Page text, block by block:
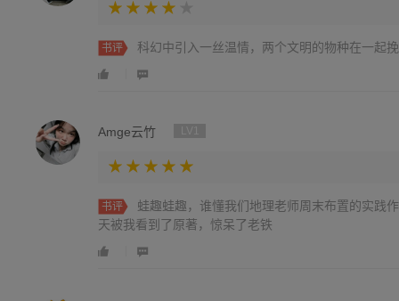
书评 科幻中引入一丝温情，两个文明的物种在一起
Amge云竹
书评
蛙趣蛙趣，谁懂我们地理老师周末布置的实践
天被我看到了原著，惊呆了老铁